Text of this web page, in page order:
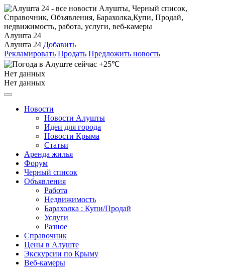
Алушта 24
Алушта 24 Добавить
Рекламировать Продать Предложить новость
+25℃
Нет данных
Нет данных
Новости
Новости Алушты
Идеи для города
Новости Крыма
Статьи
Аренда жилья
Форум
Черный список
Объявления
Работа
Недвижимость
Барахолка : Купи/Продай
Услуги
Разное
Справочник
Цены в Алуште
Экскурсии по Крыму
Веб-камеры